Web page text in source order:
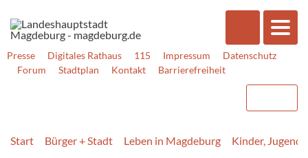
Presse Digitales Rathaus 115 Impressum
Datenschutz
Forum
Stadtplan Kontakt Barrierefreiheit
Start Bürger + Stadt Leben in Magdeburg Kinder, Jugend,